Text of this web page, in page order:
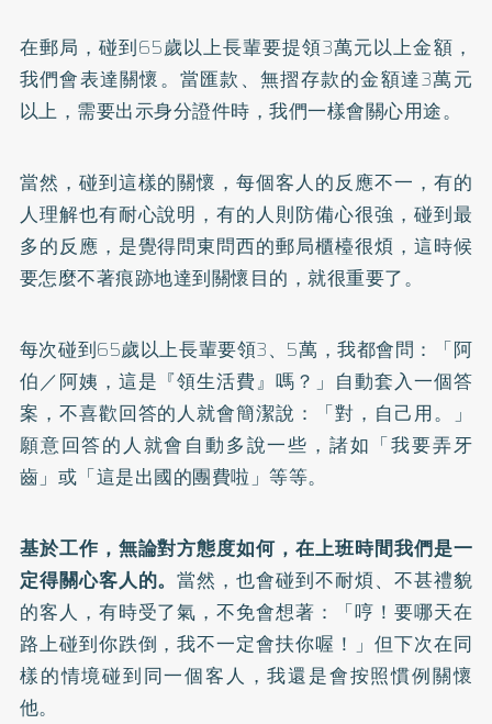
在郵局，碰到65歲以上長輩要提領3萬元以上金額，
我們會表達關懷。當匯款、無摺存款的金額達3萬元
以上，需要出示身分證件時，我們一樣會關心用途。
當然，碰到這樣的關懷，每個客人的反應不一，有的
人理解也有耐心說明，有的人則防備心很強，碰到最
多的反應，是覺得問東問西的郵局櫃檯很煩，這時候
要怎麼不著痕跡地達到關懷目的，就很重要了。
每次碰到65歲以上長輩要領3、5萬，我都會問：「阿
伯／阿姨，這是『領生活費』嗎？」自動套入一個答
案，不喜歡回答的人就會簡潔說：「對，自己用。」
願意回答的人就會自動多說一些，諸如「我要弄牙
齒」或「這是出國的團費啦」等等。
基於工作，無論對方態度如何，在上班時間我們是一
定得關心客人的。當然，也會碰到不耐煩、不甚禮貌
的客人，有時受了氣，不免會想著：「哼！要哪天在
路上碰到你跌倒，我不一定會扶你喔！」但下次在同
樣的情境碰到同一個客人，我還是會按照慣例關懷
他。